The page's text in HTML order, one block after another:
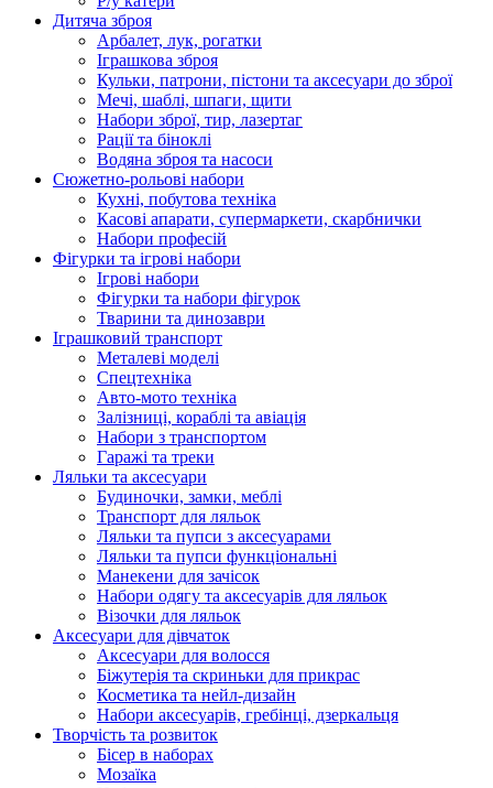
Дитяча зброя
Арбалет, лук, рогатки
Іграшкова зброя
Кульки, патрони, пістони та аксесуари до зброї
Мечі, шаблі, шпаги, щити
Набори зброї, тир, лазертаг
Рації та біноклі
Водяна зброя та насоси
Сюжетно-рольові набори
Кухні, побутова техніка
Касові апарати, супермаркети, скарбнички
Набори професій
Фігурки та ігрові набори
Ігрові набори
Фігурки та набори фігурок
Тварини та динозаври
Іграшковий транспорт
Металеві моделі
Спецтехніка
Авто-мото техніка
Залізниці, кораблі та авіація
Набори з транспортом
Гаражі та треки
Ляльки та аксесуари
Будиночки, замки, меблі
Транспорт для ляльок
Ляльки та пупси з аксесуарами
Ляльки та пупси функціональні
Манекени для зачісок
Набори одягу та аксесуарів для ляльок
Візочки для ляльок
Аксесуари для дівчаток
Аксесуари для волосся
Біжутерія та скриньки для прикрас
Косметика та нейл-дизайн
Набори аксесуарів, гребінці, дзеркальця
Творчість та розвиток
Бісер в наборах
Мозаїка